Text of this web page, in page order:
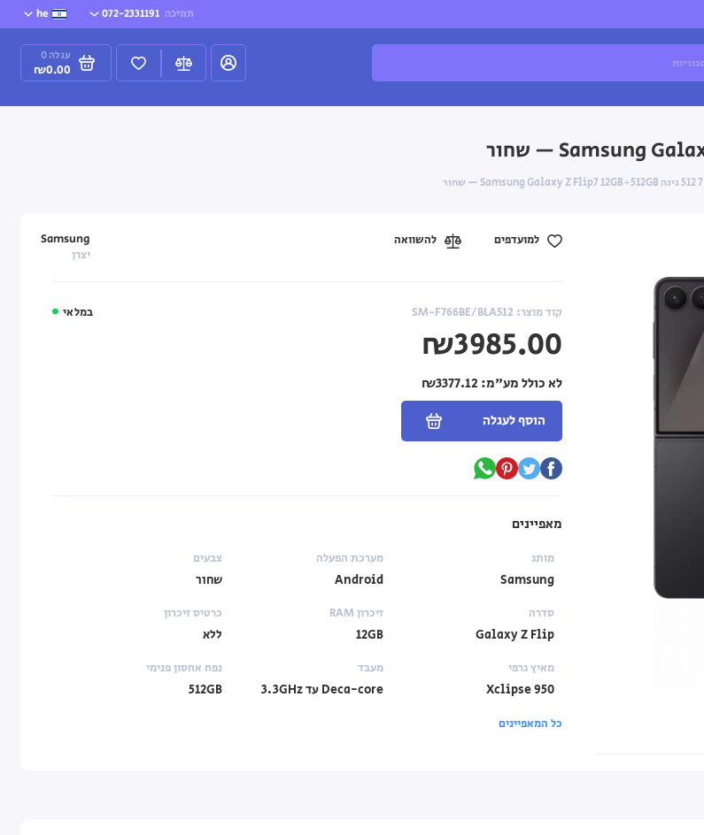
תמיכה 072-2331191
he
עגלה 0
₪0.00
במלאי קוד מוצר: SM-F766BE/BLA512
Samsung
יצרן
₪3985.00
לא כולל מע"מ:
הוסף לעגלה
למועדפים להשוואה
מאפיינים
מותג
Samsung
מערכת הפעלה
Android
צבעים
שחור
סדרה
Galaxy Z Flip
זיכרון RAM
12GB
כרטיס זיכרון
ללא
מאיץ גרפי
Xclipse 950
מעבד
Deca-core עד 3.3GHz
נפח אחסון פנימי
512GB
כל המאפיינים